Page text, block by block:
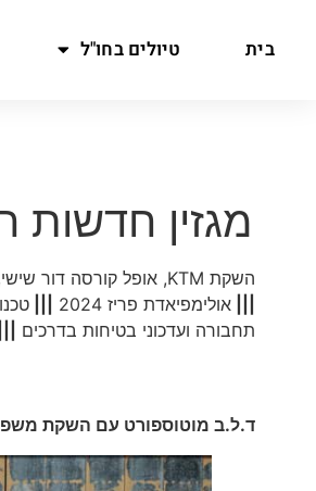
בית טיולים בחו"ל
מגזין חדשות
השקת KTM, אופל קורסה דור שישי,KGM רקסטון בגרסת הנעה אחורית, סיטרואן C5 איירקרוס, ונתוני יבוא כלי רכב ינואר-יולי 2024
|||אולימפיאדת פריז 2024 |||
תחבורה ועדכוני בטיחות בדרכים
ד.ל.ב מוטוספורט עם השקת